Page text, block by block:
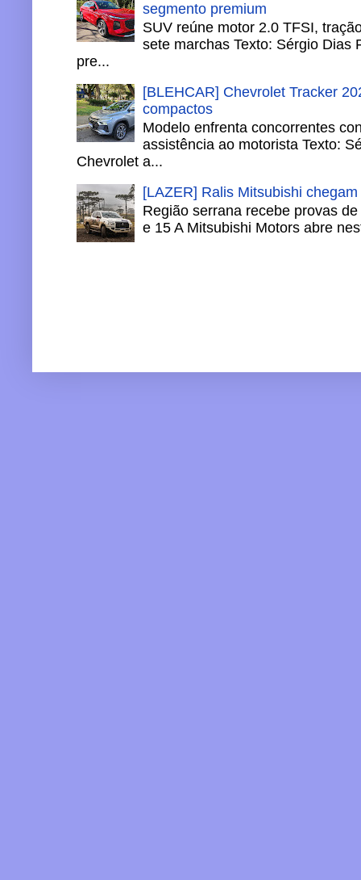
segmento premium
SUV reúne motor 2.0 TFSI,
sete marchas Texto: Sérgio Dias
pre...
[BLEHCAR] Chevrolet Tracker
compactos
Modelo enfrenta concorrentes
assistência ao motorista Texto:
Chevrolet a...
[LAZER] Ralis Mitsubishi
Região serrana recebe provas
e 15 A Mitsubishi Motors abre